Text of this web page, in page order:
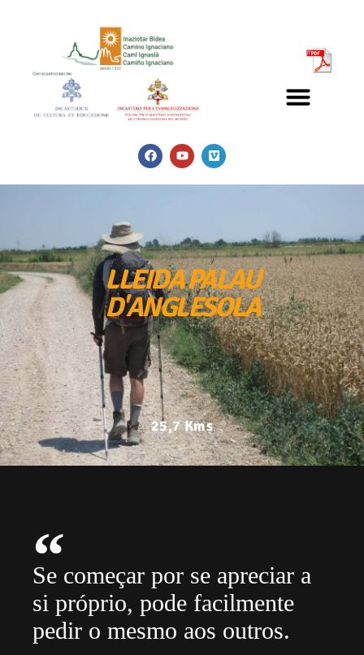
LLEIDA PALAU
D'ANGLESOLA
25,7 Kms
Se começar por se apreciar a
si próprio, pode facilmente
pedir o mesmo aos outros.